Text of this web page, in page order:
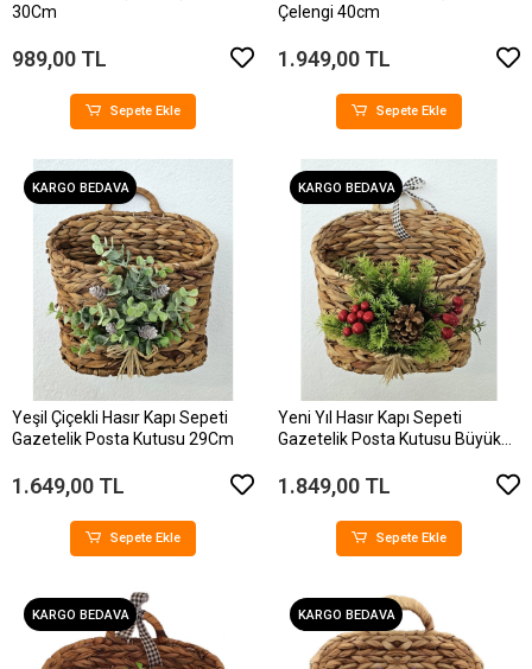
30Cm
989,00 TL
Sepete Ekle
Çelengi 40cm
1.949,00 TL
Sepete Ekle
KARGO BEDAVA
Yeşil Çiçekli Hasır Kapı Sepeti
Gazetelik Posta Kutusu 29Cm
1.649,00 TL
Sepete Ekle
KARGO BEDAVA
Yeni Yıl Hasır Kapı Sepeti
Gazetelik Posta Kutusu Büyük
1.849,00 TL
Sepete Ekle
KARGO BEDAVA KARGO BEDAVA